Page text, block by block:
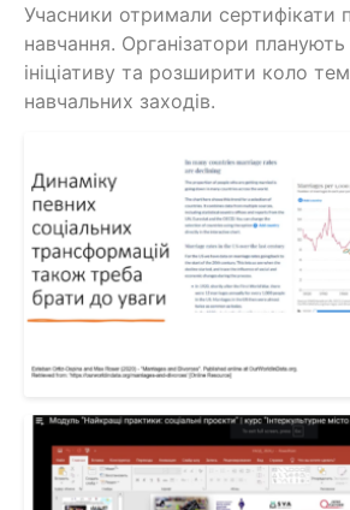
Учасники отримали сертифікати
навчання. Організатори
ініціативу та розширити коло
навчальних заходів.